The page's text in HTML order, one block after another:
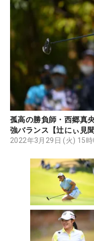
孤高の勝負師・西郷真
強バランス【辻にぃ見聞
2022年3月29日 (火) 15